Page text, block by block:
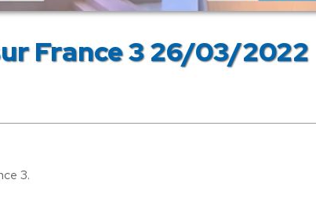
France 3 26/03/2022
3.